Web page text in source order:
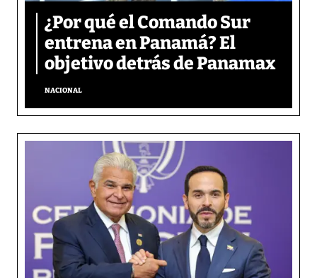
¿Por qué el Comando Sur
entrena en Panamá? El
objetivo detrás de Panamax
NACIONAL